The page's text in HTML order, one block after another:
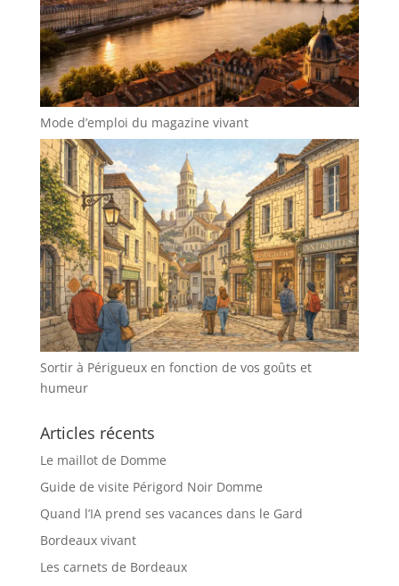
Mode d’emploi du magazine vivant
Sortir à Périgueux en fonction de vos goûts et
humeur
Articles récents
Le maillot de Domme
Guide de visite Périgord Noir Domme
Quand l’IA prend ses vacances dans le Gard
Bordeaux vivant
Les carnets de Bordeaux